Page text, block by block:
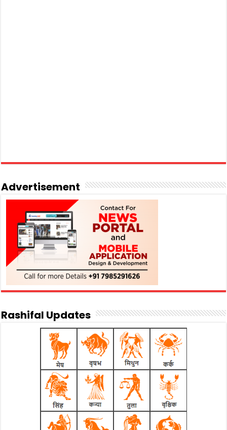
Advertisement
Rashifal Updates